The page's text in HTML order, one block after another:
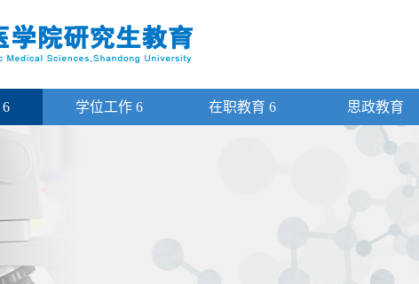
6 学位工作 6 在职教育 6 思政教育